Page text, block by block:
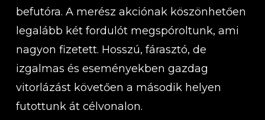
befutóra. A merész akciónak köszönhetően
legalább két fordulót megspóroltunk, ami
nagyon fizetett. Hosszú, fárasztó, de
izgalmas és eseményekben gazdag
vitorlázást követően a második helyen
futottunk át célvonalon.